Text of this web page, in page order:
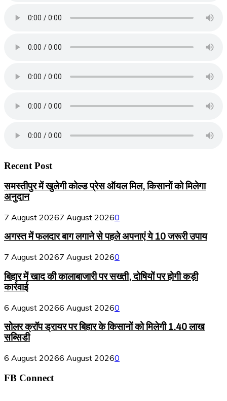
Recent Post
समस्तीपुर में खुलेगी कोल्ड प्रेस ऑयल मिल, किसानों को मिलेगा
अनुदान
7 August 20267 August 20260
अगस्त में फलदार बाग लगाने से पहले अपनाएं ये 10 जरूरी उपाय
7 August 20267 August 20260
बिहार में खाद की कालाबाजारी पर सख्ती, दोषियों पर होगी कड़ी
कार्रवाई
6 August 20266 August 20260
सोलर क्रॉप ड्रायर पर बिहार के किसानों को मिलेगी 1.40 लाख
सब्सिडी
6 August 20266 August 20260
FB Connect